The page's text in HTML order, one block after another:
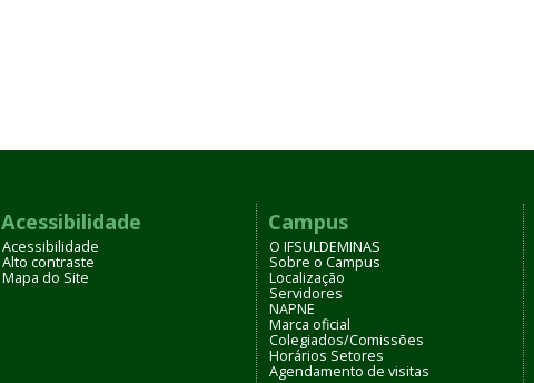
Acessibilidade
Acessibilidade
Alto contraste
Mapa do Site
Campus
O IFSULDEMINAS
Sobre o Campus
Localização
Servidores
NAPNE
Marca oficial
Colegiados/Comissões
Horários Setores
Agendamento de visitas